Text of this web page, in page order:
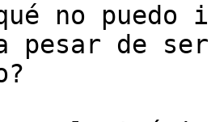
no
pesar de